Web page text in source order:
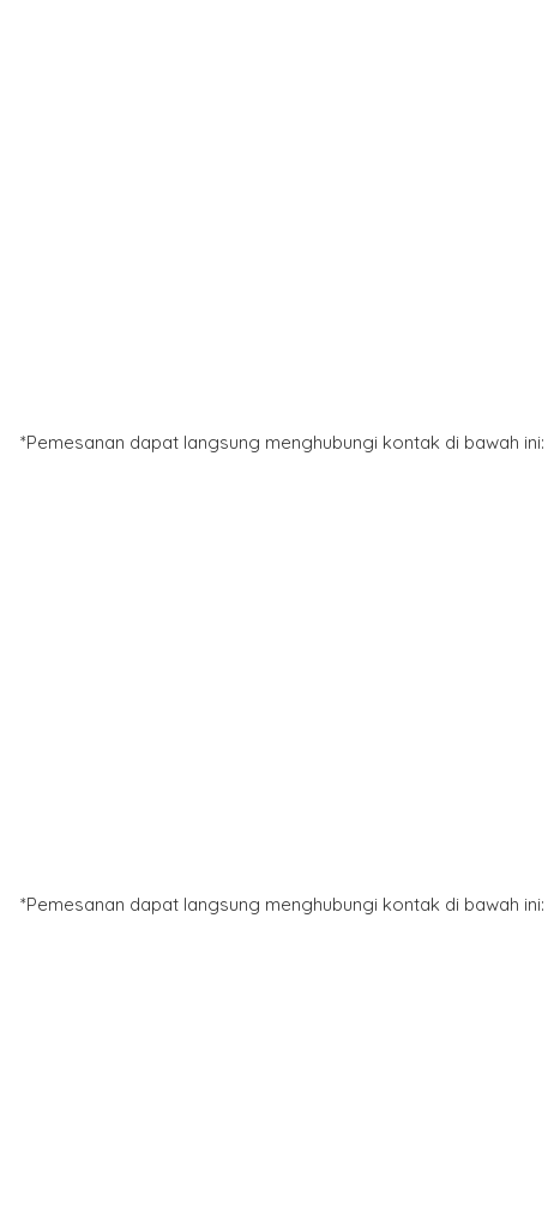
*Pemesanan dapat langsung menghubungi kontak di bawah ini:
*Pemesanan dapat langsung menghubungi kontak di bawah ini: